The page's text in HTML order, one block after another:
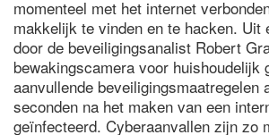
momenteel met het internet
makkelijk te vinden en te hacken. Uit
door de beveiligingsanalist Robert
bewakingscamera voor huishoudelijk
aanvullende beveiligingsmaatregelen
seconden na het maken van een
geïnfecteerd. Cyberaanvallen zijn zo